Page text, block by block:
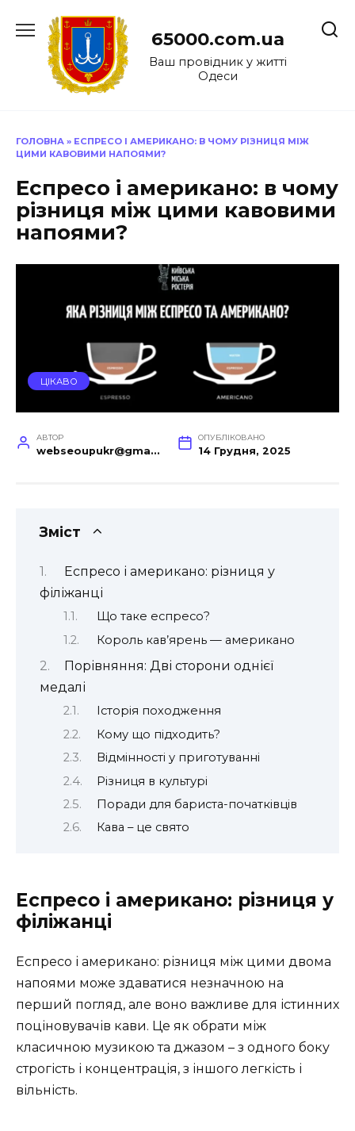
до
65000.com.ua
Ваш провідник у житті
Одеси
ГОЛОВНА » ЕСПРЕСО І АМЕРИКАНО: В ЧОМУ РІЗНИЦЯ МІЖ
ЦИМИ КАВОВИМИ НАПОЯМИ?
Еспресо і американо: в чому
різниця між цими кавовими
напоями?
ЦІКАВО
АВТОР
webseoupukr@gmail.com
ОПУБЛІКОВАНО
14 Грудня, 2025
Зміст
Еспресо і американо: різниця у
філіжанці
Що таке еспресо?
Король кав’ярень — американо
Порівняння: Дві сторони однієї
медалі
Історія походження
Кому що підходить?
Відмінності у приготуванні
Різниця в культурі
Поради для бариста-початківців
Кава – це свято
Еспресо і американо: різниця у
філіжанці
Еспресо і американо: різниця між цими двома
напоями може здаватися незначною на
перший погляд, але воно важливе для істинних
поціновувачів кави. Це як обрати між
класичною музикою та джазом – з одного боку
строгість і концентрація, з іншого легкість і
вільність.